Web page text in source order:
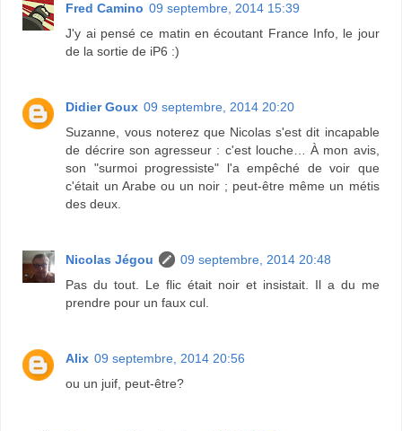
Fred Camino 09 septembre, 2014 15:39
J'y ai pensé ce matin en écoutant France Info, le jour
de la sortie de iP6 :)
Didier Goux 09 septembre, 2014 20:20
Suzanne, vous noterez que Nicolas s'est dit incapable
de décrire son agresseur : c'est louche… À mon avis,
son "surmoi progressiste" l'a empêché de voir que
c'était un Arabe ou un noir ; peut-être même un métis
des deux.
Nicolas Jégou
09 septembre, 2014 20:48
Pas du tout. Le flic était noir et insistait. Il a du me
prendre pour un faux cul.
Alix 09 septembre, 2014 20:56
ou un juif, peut-être?